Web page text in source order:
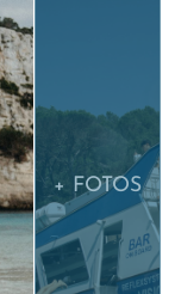
+ FOTOS